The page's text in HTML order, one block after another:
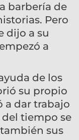
barbería de
Pero
dijo a su
a
de los
su propio
a dar trabajo
del tiempo se
sus